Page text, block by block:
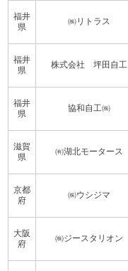
福井
県
㈱リトラス
福井
県
株式会社 坪田自工
福井
県
協和自工㈱
滋賀
県
㈲湖北モータース
京都
府
㈱ウシジマ
大阪
府
㈱ジースタリオン